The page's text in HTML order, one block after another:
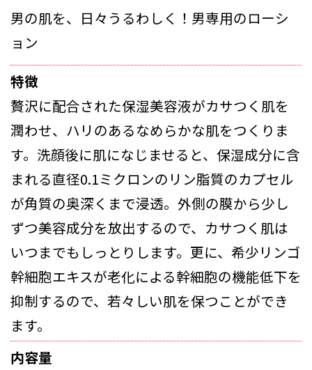
男の肌を、日々うるわしく！男専用のローシ
ョン
特徴
贅沢に配合された保湿美容液がカサつく肌を
潤わせ、ハリのあるなめらかな肌をつくりま
す。洗顔後に肌になじませると、保湿成分に含
まれる直径0.1ミクロンのリン脂質のカプセル
が角質の奥深くまで浸透。外側の膜から少し
ずつ美容成分を放出するので、カサつく肌は
いつまでもしっとりします。更に、希少リンゴ
幹細胞エキスが老化による幹細胞の機能低下を
抑制するので、若々しい肌を保つことができ
ます。
内容量